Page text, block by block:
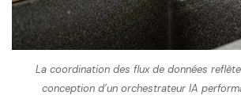
La coordination des flux de données
conception d’un orchestrateur IA